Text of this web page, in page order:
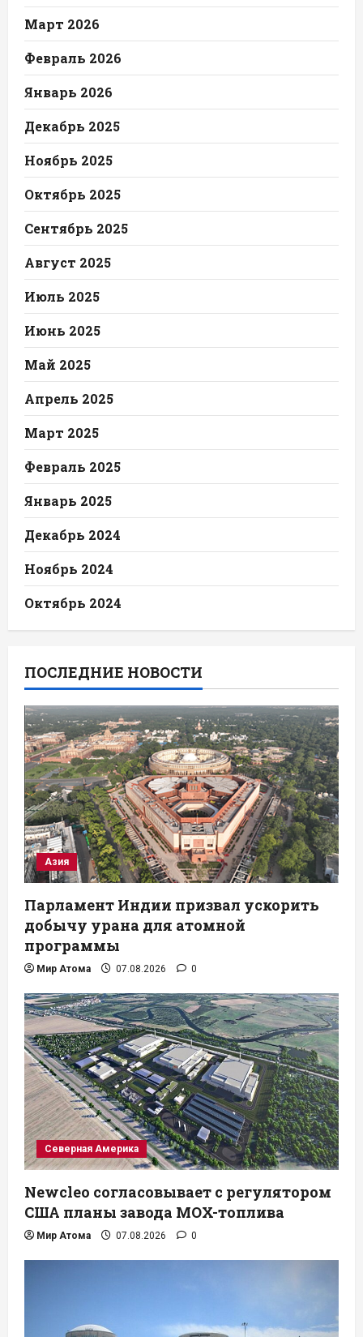
Март 2026
Февраль 2026
Январь 2026
Декабрь 2025
Ноябрь 2025
Октябрь 2025
Сентябрь 2025
Август 2025
Июль 2025
Июнь 2025
Май 2025
Апрель 2025
Март 2025
Февраль 2025
Январь 2025
Декабрь 2024
Ноябрь 2024
Октябрь 2024
ПОСЛЕДНИЕ НОВОСТИ
Азия
Парламент Индии призвал ускорить
добычу урана для атомной
программы
Мир Атома 07.08.2026 0
Северная Америка
Newcleo согласовывает с регулятором
США планы завода MOX-топлива
Мир Атома 07.08.2026 0